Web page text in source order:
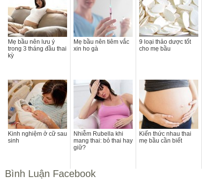
Mẹ bầu nên lưu ý
trong 3 tháng đầu thai
kỳ
Mẹ bầu nên tiêm vắc
xin ho gà
9 loại thảo dược tốt
cho mẹ bầu
Kinh nghiệm ở cữ sau
sinh
Nhiễm Rubella khi
mang thai: bỏ thai hay
giữ?
Kiến thức nhau thai
mẹ bầu cần biết
Bình Luận Facebook